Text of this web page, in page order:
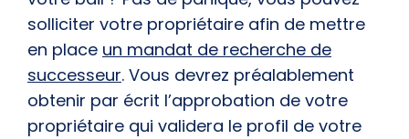
solliciter votre propriétaire afin de mettre
en place un mandat de recherche de
successeur. Vous devrez préalablement
obtenir par écrit l’approbation de votre
propriétaire qui validera le profil de votre